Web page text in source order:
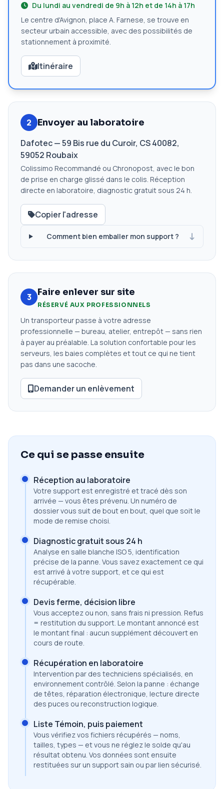
Du lundi au vendredi de 9h à 12h et de 14h à 17h
Le centre d'Avignon, place A. Farnese, se trouve en
secteur urbain accessible, avec des possibilités de
stationnement à proximité.
Itinéraire
2
Envoyer au laboratoire
Dafotec — 59 Bis rue du Curoir, CS 40082,
59052 Roubaix
Colissimo Recommandé ou Chronopost, avec le bon
de prise en charge glissé dans le colis. Réception
directe en laboratoire, diagnostic gratuit sous 24 h.
Copier l'adresse
Comment bien emballer mon support ?
3 Faire enlever sur site
RÉSERVÉ AUX PROFESSIONNELS
Un transporteur passe à votre adresse
professionnelle — bureau, atelier, entrepôt — sans rien
à payer au préalable. La solution confortable pour les
serveurs, les baies complètes et tout ce qui ne tient
pas dans une sacoche.
Demander un enlèvement
Ce qui se passe ensuite
Réception au laboratoire
Votre support est enregistré et tracé dès son
arrivée — vous êtes prévenu. Un numéro de
dossier vous suit de bout en bout, quel que soit le
mode de remise choisi.
Diagnostic gratuit sous 24 h
Analyse en salle blanche ISO 5, identification
précise de la panne. Vous savez exactement ce qui
est arrivé à votre support, et ce qui est
récupérable.
Devis ferme, décision libre
Vous acceptez ou non, sans frais ni pression. Refus
= restitution du support. Le montant annoncé est
le montant final : aucun supplément découvert en
cours de route.
Récupération en laboratoire
Intervention par des techniciens spécialisés, en
environnement contrôlé. Selon la panne : échange
de têtes, réparation électronique, lecture directe
des puces ou reconstruction logique.
Liste Témoin, puis paiement
Vous vérifiez vos fichiers récupérés — noms,
tailles, types — et vous ne réglez le solde qu'au
résultat obtenu. Vos données sont ensuite
restituées sur un support sain ou par lien sécurisé.